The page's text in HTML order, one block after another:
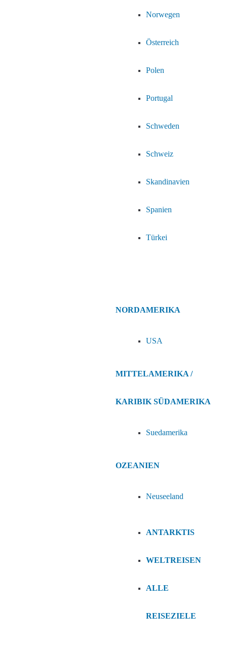
Norwegen
Österreich
Polen
Portugal
Schweden
Schweiz
Skandinavien
Spanien
Türkei
NORDAMERIKA
USA
MITTELAMERIKA /
KARIBIK SÜDAMERIKA
Suedamerika
OZEANIEN
Neuseeland
ANTARKTIS
WELTREISEN
ALLE
REISEZIELE